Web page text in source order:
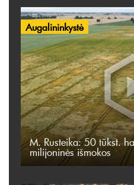
Augalininkystė
M. Rusteika: 50 tūkst.
milijoninės išmokos